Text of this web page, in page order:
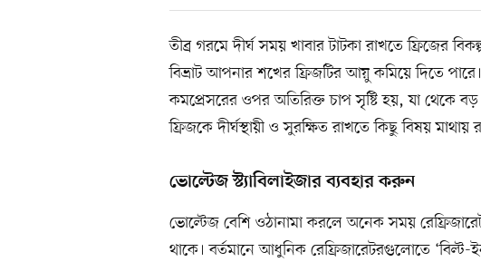
তীব্র গরমে দীর্ঘ সময় খাবার টাটকা রাখতে ফ্রিজের
বিভ্রাট আপনার শখের ফ্রিজটির আয়ু কমিয়ে দিতে
কমপ্রেসরের ওপর অতিরিক্ত চাপ সৃষ্টি হয়, যা থেকে বড়
ফ্রিজকে দীর্ঘস্থায়ী ও সুরক্ষিত রাখতে কিছু বিষয় মাথায়
ভোল্টেজ স্ট্যাবিলাইজার ব্যবহার করুন
ভোল্টেজ বেশি ওঠানামা করলে অনেক সময়
থাকে। বর্তমানে আধুনিক রেফ্রিজারেটরগুলোতে ‘বিল্ট-